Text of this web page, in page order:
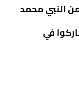
النبي محمد
في